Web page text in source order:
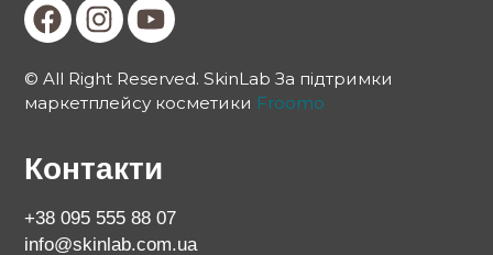
© All Right Reserved. SkinLab За підтримки
маркетплейсу косметики Froomo
Контакти
+38 095 555 88 07
info@skinlab.com.ua